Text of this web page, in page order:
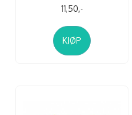
11,50,-
KJØP